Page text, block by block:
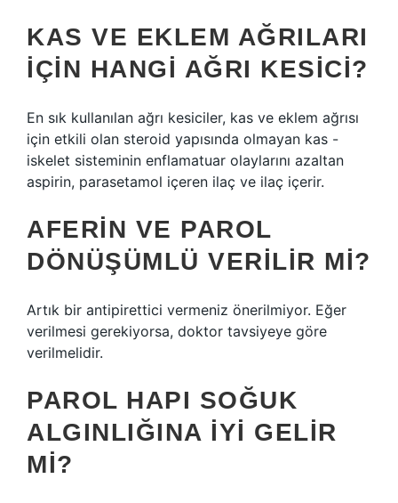
KAS VE EKLEM AĞRILARI
IÇIN HANGI AĞRI KESICI?
En sık kullanılan ağrı kesiciler, kas ve eklem ağrısı
için etkili olan steroid yapısında olmayan kas -
iskelet sisteminin enflamatuar olaylarını azaltan
aspirin, parasetamol içeren ilaç ve ilaç içerir.
AFERIN VE PAROL
DÖNÜŞÜMLÜ VERILIR MI?
Artık bir antipirettici vermeniz önerilmiyor. Eğer
verilmesi gerekiyorsa, doktor tavsiyeye göre
verilmelidir.
PAROL HAPI SOĞUK
ALGINLIĞINA IYI GELIR
MI?